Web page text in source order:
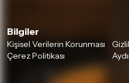
Bilgiler
Kişisel Verilerin Korunması
Çerez Politikası